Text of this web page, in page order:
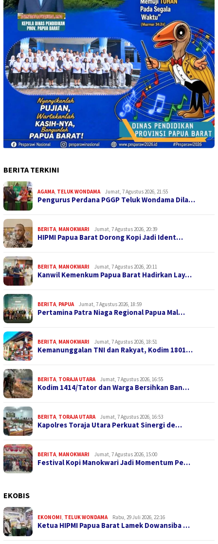
BERITA TERKINI
AGAMA, TELUK WONDAMA Jumat, 7 Agustus 2026, 21:55
Pengurus Perdana PGGP Teluk Wondama Dila…
BERITA, MANOKWARI Jumat, 7 Agustus 2026, 20:39
HIPMI Papua Barat Dorong Kopi Jadi Ident…
BERITA, MANOKWARI Jumat, 7 Agustus 2026, 20:11
Kanwil Kemenkum Papua Barat Hadirkan Lay…
BERITA, PAPUA Jumat, 7 Agustus 2026, 18:59
Pertamina Patra Niaga Regional Papua Mal…
BERITA, MANOKWARI Jumat, 7 Agustus 2026, 18:51
Kemanunggalan TNI dan Rakyat, Kodim 1801…
BERITA, TORAJA UTARA Jumat, 7 Agustus 2026, 16:55
Kodim 1414/Tator dan Warga Bersihkan Ban…
BERITA, TORAJA UTARA Jumat, 7 Agustus 2026, 16:53
Kapolres Toraja Utara Perkuat Sinergi de…
BERITA, MANOKWARI Jumat, 7 Agustus 2026, 15:00
Festival Kopi Manokwari Jadi Momentum Pe…
EKOBIS
EKONOMI, TELUK WONDAMA Rabu, 29 Juli 2026, 22:16
Ketua HIPMI Papua Barat Lamek Dowansiba …